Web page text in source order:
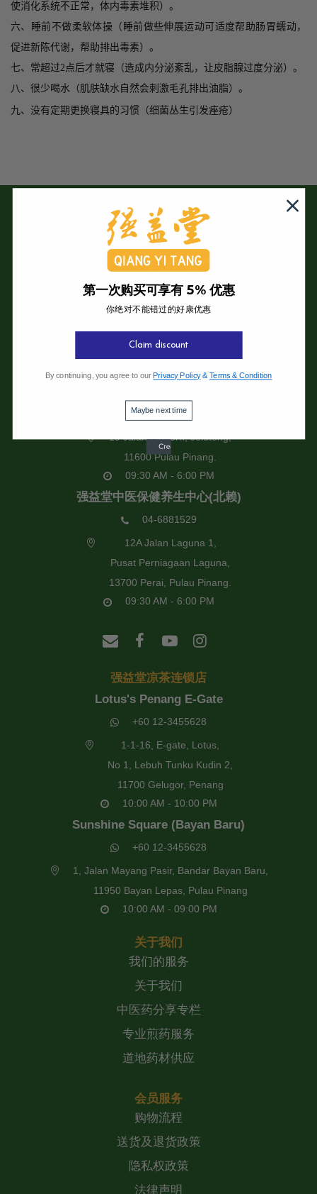
使消化系统不正常，体内毒素堆积）。
六、睡前不做柔软体操 （睡前做些伸展运动可适度帮助肠胃蠕动，
促进新陈代谢，帮助排出毒素）。
七、常超过2点后才就寝（造成内分泌紊乱，让皮脂腺过度分泌）。
八、很少喝水（肌肤缺水自然会刺激毛孔排出油脂）。
九、没有定期更换寝具的习惯（细菌丛生引发痤疮）
强益堂全息中医诊所
04-2832108
19 Jalan Pinhorn, Jelutong,
11600 Pulau Pinang.
09:30 AM - 6:00 PM
强益堂中医保健养生中心(北赖)
04-6881529
12A Jalan Laguna 1,
Pusat Perniagaan Laguna,
13700 Perai, Pulau Pinang.
09:30 AM - 6:00 PM
强益堂凉茶连锁店
Lotus's Penang E-Gate
+60 12-3455628
1-1-16, E-gate, Lotus,
No 1, Lebuh Tunku Kudin 2,
11700 Gelugor, Penang
10:00 AM - 10:00 PM
Sunshine Square (Bayan Baru)
+60 12-3455628
1, Jalan Mayang Pasir, Bandar Bayan Baru,
11950 Bayan Lepas, Pulau Pinang
10:00 AM - 09:00 PM
关于我们
我们的服务
关于我们
中医药分享专栏
专业煎药服务
道地药材供应
会员服务
购物流程
送货及退货政策
隐私权政策
法律声明
第一次购买可享有 5% 优惠
你绝对不能错过的好康优惠
Claim discount
By continuing, you agree to our Privacy Policy&Terms & Condition
Maybe next time